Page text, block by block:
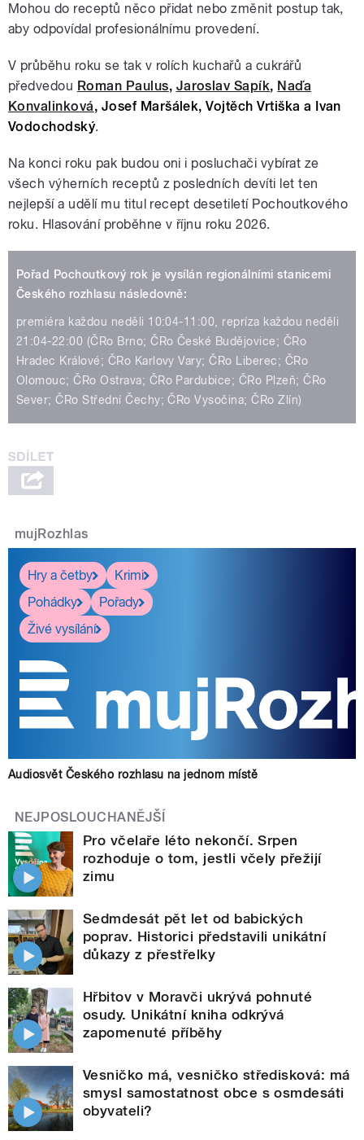
Mohou do receptů něco přidat nebo změnit postup tak,
aby odpovídal profesionálnímu provedení.
V průběhu roku se tak v rolích kuchařů a cukrářů
předvedou Roman Paulus, Jaroslav Sapík, Naďa
Konvalinková, Josef Maršálek, Vojtěch Vrtiška a Ivan
Vodochodský.
Na konci roku pak budou oni i posluchači vybírat ze
všech výherních receptů z posledních devíti let ten
nejlepší a udělí mu titul recept desetiletí Pochoutkového
roku. Hlasování proběhne v říjnu roku 2026.
Pořad Pochoutkový rok je vysílán regionálními stanicemi
Českého rozhlasu následovně:
premiéra každou neděli 10:04-11:00, repríza každou neděli
21:04-22:00 (ČRo Brno; ČRo České Budějovice; ČRo
Hradec Králové; ČRo Karlovy Vary; ČRo Liberec; ČRo
Olomouc; ČRo Ostrava; ČRo Pardubice; ČRo Plzeň; ČRo
Sever; ČRo Střední Čechy; ČRo Vysočina; ČRo Zlín)
mujRozhlas
Hry a četby
Krimi
Pohádky
Pořady
Živé vysílání
Audiosvět Českého rozhlasu na jednom místě
NEJPOSLOUCHANĚJŠÍ
Pro včelaře léto nekončí. Srpen
rozhoduje o tom, jestli včely přežijí
zimu
Sedmdesát pět let od babických
poprav. Historici představili unikátní
důkazy z přestřelky
Hřbitov v Moravči ukrývá pohnuté
osudy. Unikátní kniha odkrývá
zapomenuté příběhy
Vesničko má, vesničko středisková: má
smysl samostatnost obce s osmdesáti
obyvateli?